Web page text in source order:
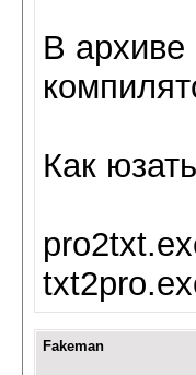
В
Как
Fakeman